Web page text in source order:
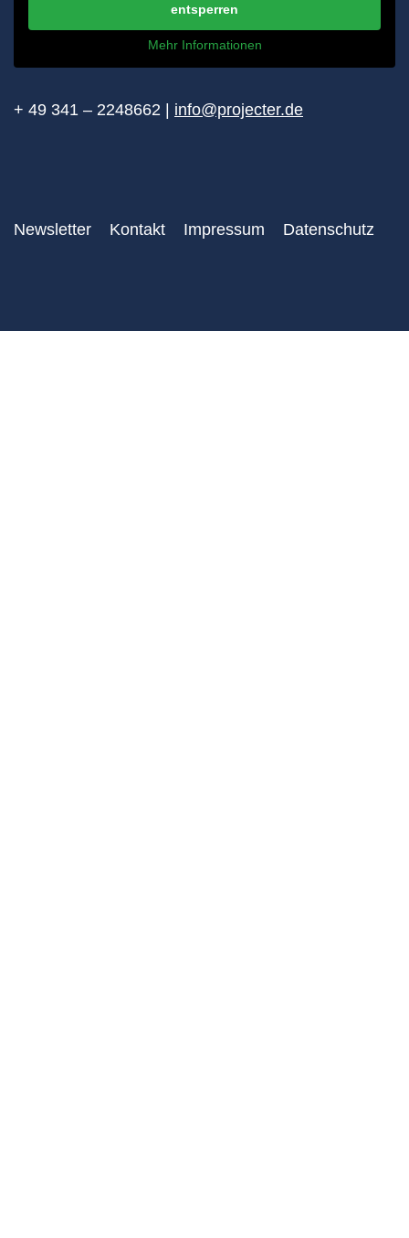
entsperren
Mehr Informationen
+ 49 341 – 2248662 | info@projecter.de
Newsletter Kontakt Impressum Datenschutz